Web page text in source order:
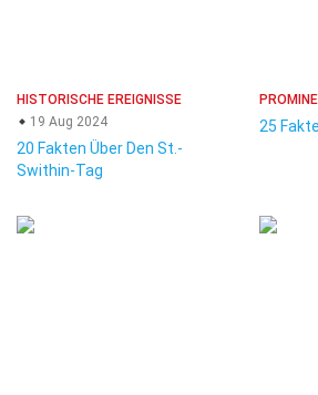
HISTORISCHE EREIGNISSE
19 Aug 2024
20 Fakten Über Den St.-
Swithin-Tag
25